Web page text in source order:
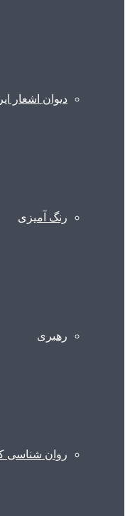
دیوان اشعار
رنگ آمیزی
رهبری
روان شناسی